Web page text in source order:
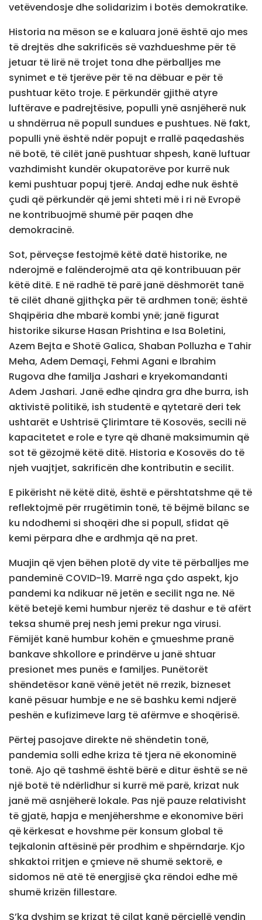
vetëvendosje dhe solidarizim i botës demokratike.
Historia na mëson se e kaluara jonë është ajo mes
të drejtës dhe sakrificës së vazhdueshme për të
jetuar të lirë në trojet tona dhe përballjes me
synimet e të tjerëve për të na dëbuar e për të
pushtuar këto troje. E përkundër gjithë atyre
luftërave e padrejtësive, populli ynë asnjëherë nuk
u shndërrua në popull sundues e pushtues. Në fakt,
populli ynë është ndër popujt e rrallë paqedashës
në botë, të cilët janë pushtuar shpesh, kanë luftuar
vazhdimisht kundër okupatorëve por kurrë nuk
kemi pushtuar popuj tjerë. Andaj edhe nuk është
çudi që përkundër që jemi shteti më i ri në Evropë
ne kontribuojmë shumë për paqen dhe
demokracinë.
Sot, përveçse festojmë këtë datë historike, ne
nderojmë e falënderojmë ata që kontribuuan për
këtë ditë. E në radhë të parë janë dëshmorët tanë
të cilët dhanë gjithçka për të ardhmen tonë; është
Shqipëria dhe mbarë kombi ynë; janë figurat
historike sikurse Hasan Prishtina e Isa Boletini,
Azem Bejta e Shotë Galica, Shaban Polluzha e Tahir
Meha, Adem Demaçi, Fehmi Agani e Ibrahim
Rugova dhe familja Jashari e kryekomandanti
Adem Jashari. Janë edhe qindra gra dhe burra, ish
aktivistë politikë, ish studentë e qytetarë deri tek
ushtarët e Ushtrisë Çlirimtare të Kosovës, secili në
kapacitetet e role e tyre që dhanë maksimumin që
sot të gëzojmë këtë ditë. Historia e Kosovës do të
njeh vuajtjet, sakrificën dhe kontributin e secilit.
E pikërisht në këtë ditë, është e përshtatshme që të
reflektojmë për rrugëtimin tonë, të bëjmë bilanc se
ku ndodhemi si shoqëri dhe si popull, sfidat që
kemi përpara dhe e ardhmja që na pret.
Muajin që vjen bëhen plotë dy vite të përballjes me
pandeminë COVID-19. Marrë nga çdo aspekt, kjo
pandemi ka ndikuar në jetën e secilit nga ne. Në
këtë betejë kemi humbur njerëz të dashur e të afërt
teksa shumë prej nesh jemi prekur nga virusi.
Fëmijët kanë humbur kohën e çmueshme pranë
bankave shkollore e prindërve u janë shtuar
presionet mes punës e familjes. Punëtorët
shëndetësor kanë vënë jetët në rrezik, bizneset
kanë pësuar humbje e ne së bashku kemi ndjerë
peshën e kufizimeve larg të afërmve e shoqërisë.
Përtej pasojave direkte në shëndetin tonë,
pandemia solli edhe kriza të tjera në ekonominë
tonë. Ajo që tashmë është bërë e ditur është se në
një botë të ndërlidhur si kurrë më parë, krizat nuk
janë më asnjëherë lokale. Pas një pauze relativisht
të gjatë, hapja e menjëhershme e ekonomive bëri
që kërkesat e hovshme për konsum global të
tejkalonin aftësinë për prodhim e shpërndarje. Kjo
shkaktoi rritjen e çmieve në shumë sektorë, e
sidomos në atë të energjisë çka rëndoi edhe më
shumë krizën fillestare.
S’ka dyshim se krizat të cilat kanë përcjellë vendin